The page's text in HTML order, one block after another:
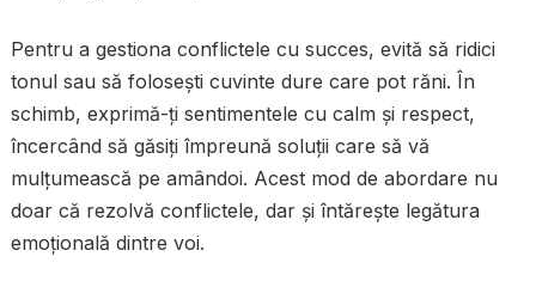
Pentru a gestiona conflictele cu succes, evită să ridici
tonul sau să folosești cuvinte dure care pot răni. În
schimb, exprimă-ți sentimentele cu calm și respect,
încercând să găsiți împreună soluții care să vă
mulțumească pe amândoi. Acest mod de abordare nu
doar că rezolvă conflictele, dar și întărește legătura
emoțională dintre voi.